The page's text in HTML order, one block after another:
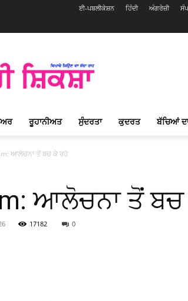
ਈ-ਪਬਲੀਕੇਸ਼ਨ ਹਿੰਦੀ ਅੰਗਰੇਜ਼ੀ
Shiksha
Punjabi
ਸ਼ਿਕਸ਼ਾ
ਪ੍ਰਸਿੱਧ
ਮੈਗਜ਼ੀਨ
ਰੂਹਾਨੀਅਤ ਸੁੰਦਰਤਾ ਕੁਦਰਤ ਬੱਚਿਆਂ
ਆਲੋਚਨਾ ਤੋਂ ਬਚ ਕੇ ਰਹੋ
ਆਲੋਚਨਾ ਤੋਂ
17182 0